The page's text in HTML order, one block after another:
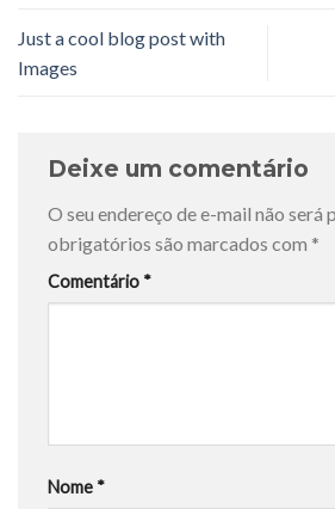
Just a cool blog post with
Images
Deixe um comentário
O seu endereço de e-mail não será
obrigatórios são marcados com *
Comentário *
Nome *